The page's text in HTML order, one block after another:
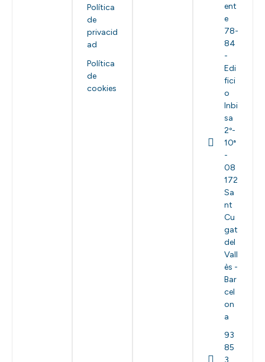
Política
de
privacid
ad
Política
de
cookies
ent
e
78-
84
-
Edi
fici
o
Inbi
sa
2º-
10ª
-
08
172
Sa
nt
Cu
gat
del
Vall
ès -
Bar
cel
on
a
93
85
3